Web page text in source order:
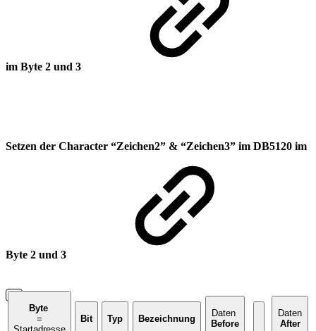
im Byte 2 und 3
Setzen der Character “Zeichen2” & “Zeichen3” im DB5120 im
Byte 2 und 3
Byte
=
Bit Typ Bezeichnung
Daten
Before
Daten
After